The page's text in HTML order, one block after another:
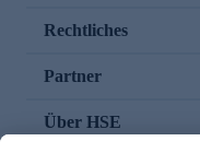
Rechtliches
Partner
Über HSE